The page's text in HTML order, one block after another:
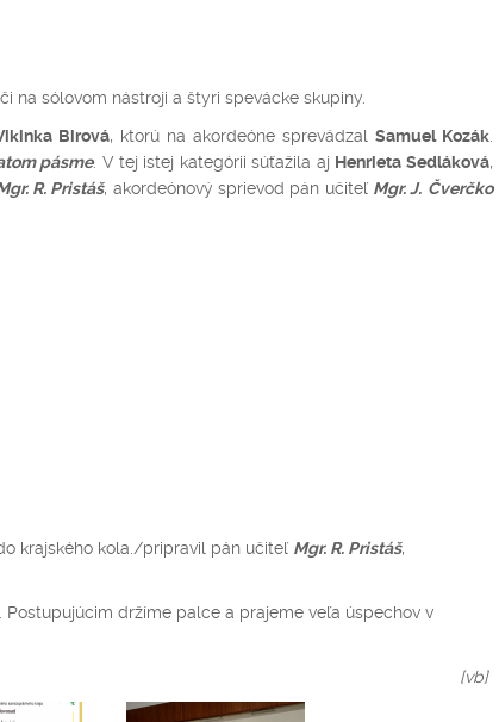
na sólovom nástroji a štyri spevácke skupiny.
Birová, ktorú na akordeóne sprevádzal Samuel Kozák.
pásme. V tej istej kategórii súťažila aj Henrieta Sedláková,
R. Pristáš, akordeónový sprievod pán učiteľ Mgr. J. Čverčko
krajského kola./pripravil pán učiteľ Mgr. R. Pristáš,
držíme palce a prajeme veľa úspechov v
[vb]